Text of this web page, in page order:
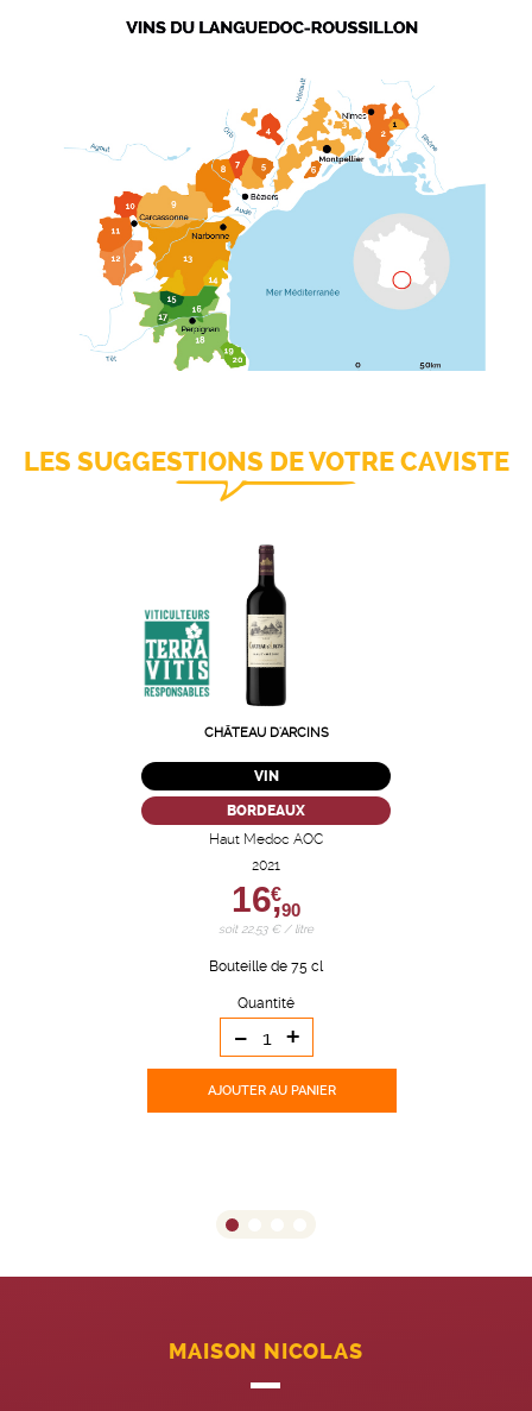
LES SUGGESTIONS DE VOTRE CAVISTE
CHÂTEAU D'ARCINS
VIN
BORDEAUX
Haut Medoc AOC
2021
16,
€
90
soit 22,53 € / litre
Bouteille de 75 cl
Quantité
- +
AJOUTER AU PANIER
MAISON NICOLAS